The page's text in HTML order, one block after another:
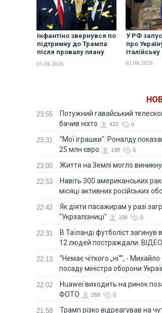
Інфантіно звернувся по
підтримку до Трампа
після провалу плану
Reuters
03.08.2026
У РФ
про
02.08.2026
23:55
Потужний гавайський
бачив ніхто
422 0
23:31
"Мої іграшки": Роналду
25 млн євро
198 0
23:00 Життя на Землі могло
22:53
Навіть 300 американських
місяці активних російських
22:42
Як діяти пасажирам у разі
"Укрзалізниці"
100 0
22:31
В Таїланді футболіст
12 людей постраждали. ВІДЕО
22:13
"Немає чіткого „ні“", -
посаду міністра оборони
22:02
Huawei виходить на ринок
ФОТО
268 0
21:58 Трамп різко відреагував на